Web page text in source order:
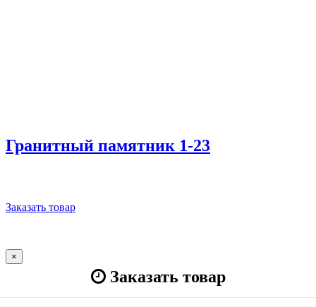
Гранитный памятник 1-23
Заказать товар
×
Заказать товар